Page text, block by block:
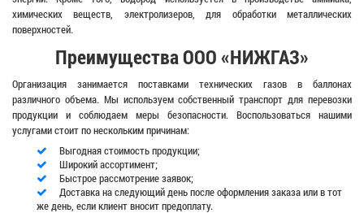
химических веществ, электролизеров, для обработки металлических
поверхностей.
Преимущества ООО «НИЖГАЗ»
Организация занимается поставками технических газов в баллонах
различного объема. Мы используем собственный транспорт для перевозки
продукции и соблюдаем меры безопасности. Воспользоваться нашими
услугами стоит по нескольким причинам:
Выгодная стоимость продукции;
Широкий ассортимент;
Быстрое рассмотрение заявок;
Доставка на следующий день после оформления заказа или в тот
же день, если клиент вносит предоплату.